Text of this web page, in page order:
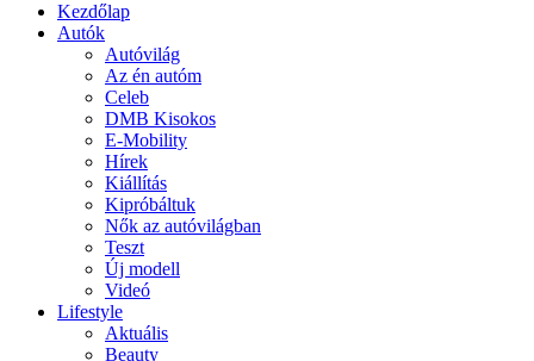
Kezdőlap
Autók
Autóvilág
Az én autóm
Celeb
DMB Kisokos
E-Mobility
Hírek
Kiállítás
Kipróbáltuk
Nők az autóvilágban
Teszt
Új modell
Videó
Lifestyle
Aktuális
Beauty